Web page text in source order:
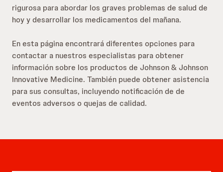
rigurosa para abordar los graves problemas de salud de
hoy y desarrollar los medicamentos del mañana.
En esta página encontrará diferentes opciones para
contactar a nuestros especialistas para obtener
información sobre los productos de Johnson & Johnson
Innovative Medicine. También puede obtener asistencia
para sus consultas, incluyendo notificación de de
eventos adversos o quejas de calidad.